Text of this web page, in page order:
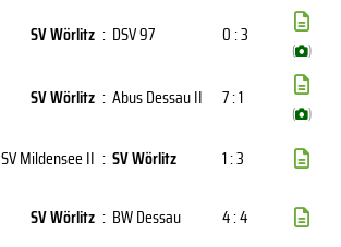
SV Wörlitz : DSV 97 0 : 3
( )
SV Wörlitz : Abus Dessau II 7 : 1
( )
SV Mildensee II : SV Wörlitz
1 : 3
SV Wörlitz : BW Dessau
4 : 4